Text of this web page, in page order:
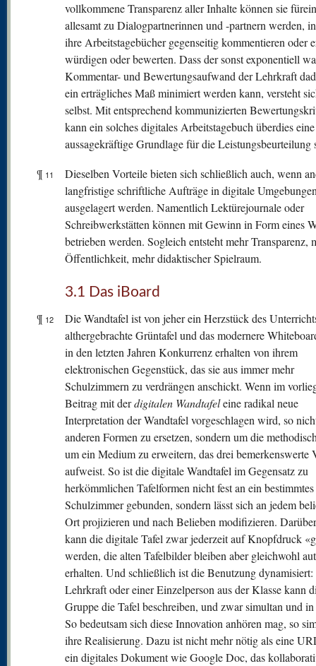
vollkommene Transparenz aller Inhalte können sie
allesamt zu Dialogpartnerinnen und -partnern werden,
ihre Arbeitstagebücher gegenseitig kommentieren oder
würdigen oder bewerten. Dass der sonst exponentiell
Kommentar- und Bewertungsaufwand der Lehrkraft
ein erträgliches Maß minimiert werden kann, versteht
selbst. Mit entsprechend kommunizierten
kann ein solches digitales Arbeitstagebuch überdies eine
aussagekräftige Grundlage für die Leistungsbeurteilung
¶ 11
Dieselben Vorteile bieten sich schließlich auch, wenn
langfristige schriftliche Aufträge in digitale
ausgelagert werden. Namentlich Lektürejournale oder
Schreibwerkstätten können mit Gewinn in Form eines
betrieben werden. Sogleich entsteht mehr Transparenz,
Öffentlichkeit, mehr didaktischer Spielraum.
3.1 Das iBoard
¶ 12
Die Wandtafel ist von jeher ein Herzstück des
althergebrachte Grüntafel und das modernere
in den letzten Jahren Konkurrenz erhalten von ihrem
elektronischen Gegenstück, das sie aus immer mehr
Schulzimmern zu verdrängen anschickt. Wenn im
Beitrag mit derdigitalen Wandtafeleine radikal neue
Interpretation der Wandtafel vorgeschlagen wird, so
anderen Formen zu ersetzen, sondern um die
um ein Medium zu erweitern, das drei bemerkenswerte
aufweist. So ist die digitale Wandtafel im Gegensatz zu
herkömmlichen Tafelformen nicht fest an ein bestimmtes
Schulzimmer gebunden, sondern lässt sich an jedem
Ort projizieren und nach Belieben modifizieren.
kann die digitale Tafel zwar jederzeit auf Knopfdruck
werden, die alten Tafelbilder bleiben aber gleichwohl
erhalten. Und schließlich ist die Benutzung dynamisiert:
Lehrkraft oder einer Einzelperson aus der Klasse kann
Gruppe die Tafel beschreiben, und zwar simultan und
So bedeutsam sich diese Innovation anhören mag, so
ihre Realisierung. Dazu ist nicht mehr nötig als eine
ein digitales Dokument wie Google Doc, das